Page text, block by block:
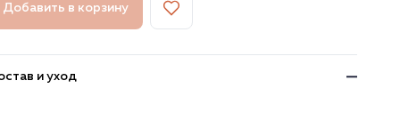
Добавить в корзину
и уход